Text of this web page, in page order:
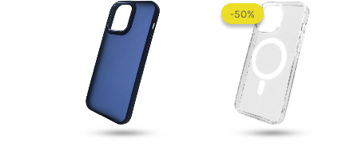
-50%
-50%
de
precios:
desde
$ 30.000
hasta